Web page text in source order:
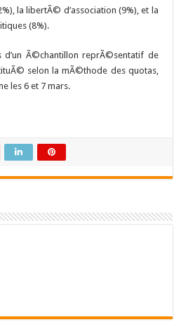
la libertÃ© d’association (9%), et la
(8%).
Ã©chantillon reprÃ©sentatif de
selon la mÃ©thode des quotas,
les 6 et 7 mars.